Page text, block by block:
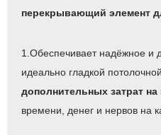
перекрывающий элемент
1.Обеспечивает надёжное и
идеально гладкой
дополнительных затрат на
времени, денег и нервов на